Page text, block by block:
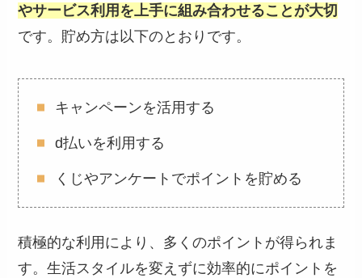
やサービス利用を上手に組み合わせることが大切
です。貯め方は以下のとおりです。
キャンペーンを活用する
d払いを利用する
くじやアンケートでポイントを貯める
積極的な利用により、多くのポイントが得られま
す。生活スタイルを変えずに効率的にポイントを